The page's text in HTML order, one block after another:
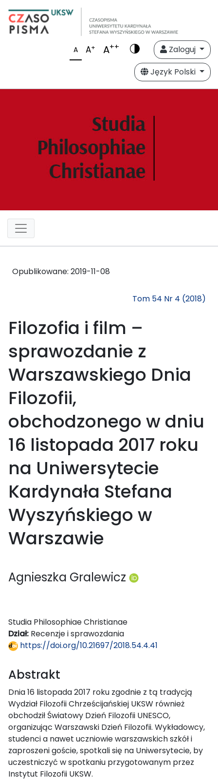
A A+ A++
Zaloguj
Język Polski
Opublikowane: 2019-11-08
Tom 54 Nr 4 (2018)
Filozofia i film –
sprawozdanie z
Warszawskiego Dnia
Filozofii,
obchodzonego w dniu
16 listopada 2017 roku
na Uniwersytecie
Kardynała Stefana
Wyszyńskiego w
Warszawie
Agnieszka Gralewicz
Studia Philosophiae Christianae
Dział: Recenzje i sprawozdania
https://doi.org/10.21697/2018.54.4.41
Abstrakt
Dnia 16 listopada 2017 roku zgodnie z tą tradycją
Wydział Filozofii Chrześcijańskiej UKSW również
obchodził Światowy Dzień Filozofii UNESCO,
organizując Warszawski Dzień Filozofii. Wykładowcy,
studenci a nawet uczniowie warszawskich szkół i
zaproszeni goście, spotkali się na Uniwersytecie, by
uczestniczyć w spotkaniu przygotowanym przez
Instytut Filozofii UKSW.